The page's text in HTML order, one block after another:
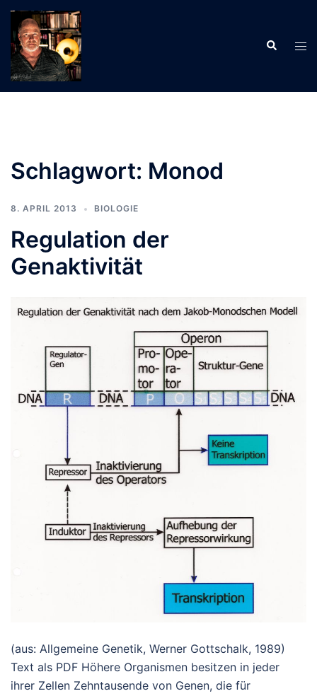
Zum
Inhalt
springen
Suche
Schlagwort: Monod
8. APRIL 2013 BIOLOGIE
Regulation der
Genaktivität
(aus: Allgemeine Genetik, Werner Gottschalk, 1989)
Text als PDF Höhere Organismen besitzen in jeder
ihrer Zellen Zehntausende von Genen, die für